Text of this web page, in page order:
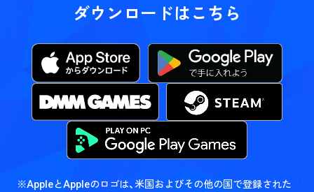
ダウンロードはこちら
※AppleとAppleのロゴは、米国およびその他の国で登録された